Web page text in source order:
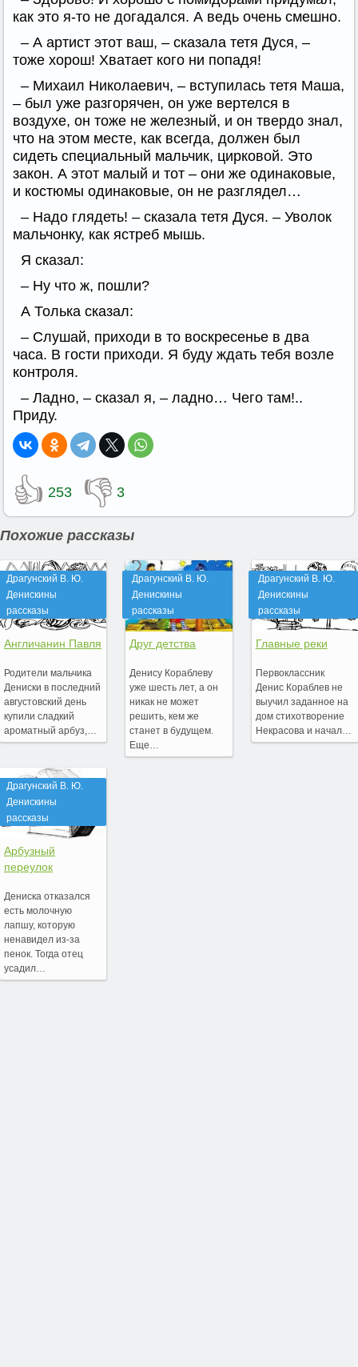
как это я-то не догадался. А ведь очень смешно.
– А артист этот ваш, – сказала тетя Дуся, –
тоже хорош! Хватает кого ни попадя!
– Михаил Николаевич, – вступилась тетя Маша,
– был уже разгорячен, он уже вертелся в
воздухе, он тоже не железный, и он твердо знал,
что на этом месте, как всегда, должен был
сидеть специальный мальчик, цирковой. Это
закон. А этот малый и тот – они же одинаковые,
и костюмы одинаковые, он не разглядел…
– Надо глядеть! – сказала тетя Дуся. – Уволок
мальчонку, как ястреб мышь.
Я сказал:
– Ну что ж, пошли?
А Толька сказал:
– Слушай, приходи в то воскресенье в два
часа. В гости приходи. Я буду ждать тебя возле
контроля.
– Ладно, – сказал я, – ладно… Чего там!..
Приду.
👍 253 👎 3
Похожие рассказы
Драгунский В. Ю.
Денискины
рассказы
Англичанин Павля
Родители мальчика
Дениски в последний
августовский день
купили сладкий
ароматный арбуз,…
Драгунский В. Ю.
Денискины
рассказы
Арбузный
переулок
Дениска отказался
есть молочную
лапшу, которую
ненавидел из-за
пенок. Тогда отец
усадил…
Драгунский В. Ю.
Денискины
рассказы
Друг детства
Денису Кораблеву
уже шесть лет, а он
никак не может
решить, кем же
станет в будущем.
Еще…
Драгунский В. Ю.
Денискины
рассказы
Главные реки
Первоклассник
Денис Кораблев не
выучил заданное на
дом стихотворение
Некрасова и начал…